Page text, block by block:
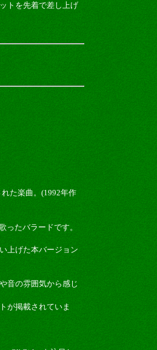
トを先着で差し上げ
た楽曲。(1992年作
ったバラードです。
上げた本バージョン
音の雰囲気から感じ
が掲載されていま